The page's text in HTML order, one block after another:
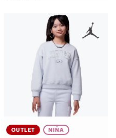
OUTLET NIÑA